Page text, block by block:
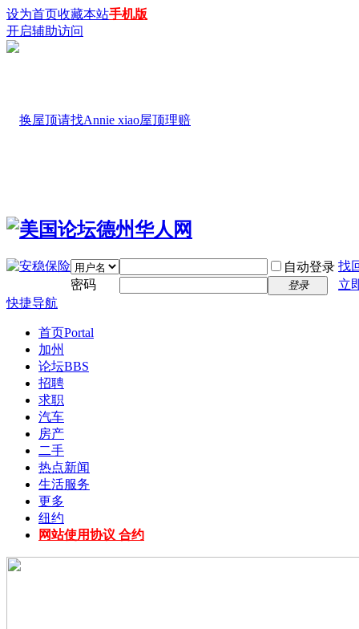
设为首页收藏本站手机版
开启辅助访问
自动登录 找
密码
登录
立
快捷导航
首页Portal
加州
论坛BBS
招聘
求职
汽车
房产
二手
热点新闻
生活服务
更多
纽约
网站使用协议 合约